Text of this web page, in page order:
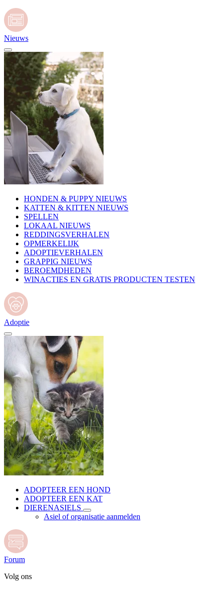
Nieuws
HONDEN & PUPPY NIEUWS
KATTEN & KITTEN NIEUWS
SPELLEN
LOKAAL NIEUWS
REDDINGSVERHALEN
OPMERKELIJK
ADOPTIEVERHALEN
GRAPPIG NIEUWS
BEROEMDHEDEN
WINACTIES EN GRATIS PRODUCTEN TESTEN
Adoptie
ADOPTEER EEN HOND
ADOPTEER EEN KAT
DIERENASIELS
Asiel of organisatie aanmelden
Forum
Volg ons